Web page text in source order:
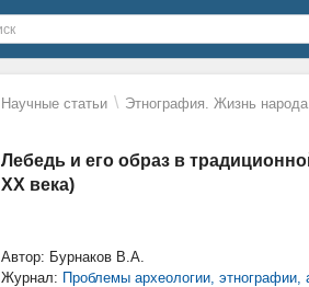
Научные статьи \ Этнография. Жизнь
Лебедь и его образ в
XX века)
Автор: Бурнаков В.А.
Журнал: Проблемы археологии, этнографии,